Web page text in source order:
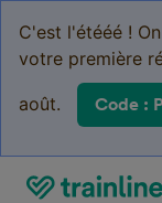
C'est l'étééé !
votre première
août. Code :